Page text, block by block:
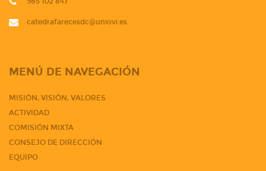
catedrafarecesdc@uniovi.es
MENÚ DE NAVEGACIÓN
MISIÓN, VISIÓN, VALORES
ACTIVIDAD
COMISIÓN MIXTA
CONSEJO DE DIRECCIÓN
EQUIPO